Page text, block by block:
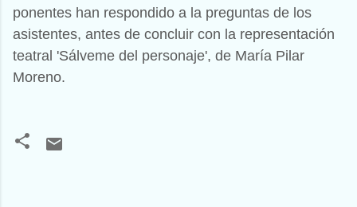
ponentes han respondido a la preguntas de los
asistentes, antes de concluir con la representación
teatral 'Sálveme del personaje', de María Pilar
Moreno.